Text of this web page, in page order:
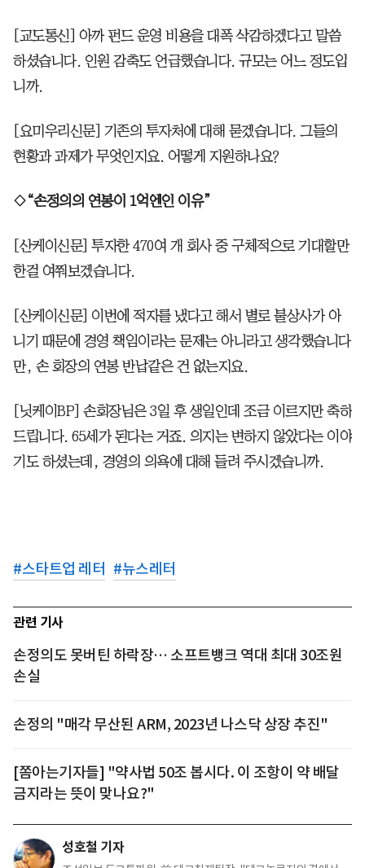
[교도통신] 아까 펀드 운영 비용을 대폭 삭감하겠다고 말씀
하셨습니다. 인원 감축도 언급했습니다. 규모는 어느 정도입
니까.
[요미우리신문] 기존의 투자처에 대해 묻겠습니다. 그들의
현황과 과제가 무엇인지요. 어떻게 지원하나요?
◇“손정의의 연봉이 1억엔인 이유”
[산케이신문] 투자한 470여 개 회사 중 구체적으로 기대할만
한걸 여쭤보겠습니다.
[산케이신문] 이번에 적자를 냈다고 해서 별로 불상사가 아
니기 때문에 경영 책임이라는 문제는 아니라고 생각했습니다
만, 손 회장의 연봉 반납같은 건 없는지요.
[닛케이BP] 손회장님은 3일 후 생일인데 조금 이르지만 축하
드립니다. 65세가 된다는 거죠. 의지는 변하지 않았다는 이야
기도 하셨는데, 경영의 의욕에 대해 들려 주시겠습니까.
#스타트업 레터 #뉴스레터
관련 기사
손정의도 못버틴 하락장… 소프트뱅크 역대 최대 30조원
손실
손정의 "매각 무산된 ARM, 2023년 나스닥 상장 추진"
[쫌아는기자들] "약사법 50조 봅시다. 이 조항이 약 배달
금지라는 뜻이 맞나요?"
성호철 기자